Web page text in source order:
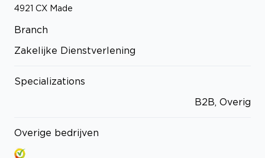
4921 CX Made
Branch
Zakelijke Dienstverlening
Specializations
B2B, Overig
Overige bedrijven